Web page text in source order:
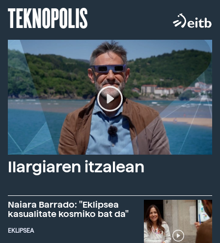
TEKNOPOLIS
Ilargiaren itzalean
Naiara Barrado: "Eklipsea
kasualitate kosmiko bat da"
EKLIPSEA